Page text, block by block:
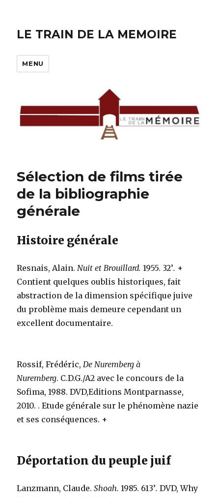
LE TRAIN DE LA MEMOIRE
MENU
Sélection de films tirée
de la bibliographie
générale
Histoire générale
Resnais, Alain.Nuit et Brouillard.1955. 32’. +
Contient quelques oublis historiques, fait
abstraction de la dimension spécifique juive
du problème mais demeure cependant un
excellent documentaire.
Rossif, Frédéric,De Nuremberg à
Nuremberg. C.D.G./A2 avec le concours de la
Sofima, 1988. DVD,Editions Montparnasse,
2010. . Etude générale sur le phénomène nazie
et ses conséquences. +
Déportation du peuple juif
Lanzmann, Claude.Shoah.1985. 613’. DVD, Why